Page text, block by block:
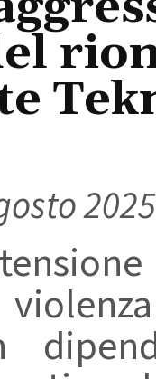
2025